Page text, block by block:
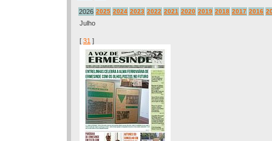
2026 2025 2024 2023 2022 2021 2020 2019 2018 2017 2016
Julho
[ 31 ]